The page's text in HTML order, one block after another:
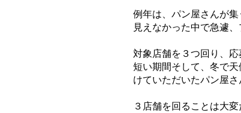
例年は、パン屋さんが
見えなかった中で急遽
対象店舗を３つ回り、応
短い期間そして、冬で
けていただいたパン屋さ
３店舗を回ることは大